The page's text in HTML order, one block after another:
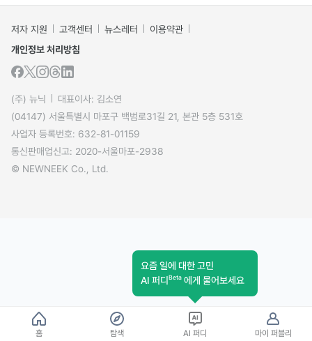
저자 지원 고객센터 뉴스레터
이용약관
개인정보 처리방침
(주) 뉴닉
대표이사: 김소연
(04147) 서울특별시 마포구 백범로31길 21, 본관 5층 531호
사업자 등록번호: 632-81-01159
통신판매업신고: 2020-서울마포-2938
© NEWNEEK Co., Ltd.
홈 탐색
요즘 일에 대한 고민
AI 퍼디Beta 에게 물어보세요
AI 퍼디 마이 퍼블리